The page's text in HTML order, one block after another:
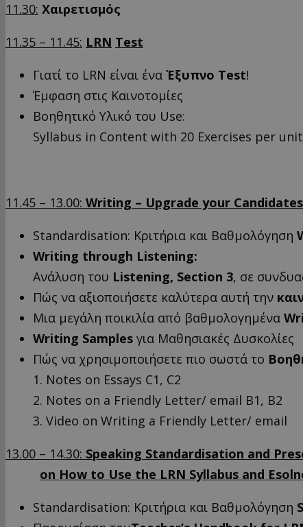
11.30: Χαιρετισμός
11.35 – 11.45: LRN Test
Γιατί το LRN είναι ένα Έξυπνο Test!
Έμφαση στις Καινοτομίες
Βοηθητικό Υλικό του Use:
Syllabus in Content with 20 Exercises per
11.45 – 13.00: Writing – Upgrade your
Standardisation: Κριτήρια και Βαθμολόγηση
Writing through Listening:
Ανάλυση του Listening, Section 3, σε
Πώς να αξιοποιήσετε καλύτερα αυτή την
Μια μεγάλη ποικιλία από βαθμολογημένα
Writing Samples για Μαθησιακές Δυσκολίες
Πώς να χρησιμοποιήσετε πιο σωστά το
1. Notes on Essays C1, C2
2. Notes on a Friendly Letter/ email B1, B2
3. Video on Writing a Friendly Letter/ email
13.00 – 14.30: Speaking Standardisation and
on How to Use the LRN Syllabus and
Standardisation: Κριτήρια και Βαθμολόγηση